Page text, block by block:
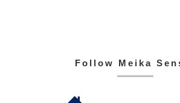
Follow Meika